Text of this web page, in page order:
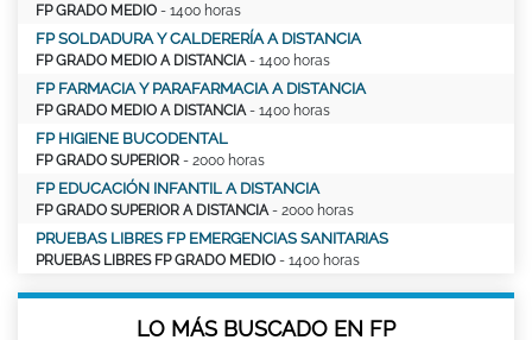
FP GRADO MEDIO - 1400 horas
FP SOLDADURA Y CALDERERÍA A DISTANCIA
FP GRADO MEDIO A DISTANCIA - 1400 horas
FP FARMACIA Y PARAFARMACIA A DISTANCIA
FP GRADO MEDIO A DISTANCIA - 1400 horas
FP HIGIENE BUCODENTAL
FP GRADO SUPERIOR - 2000 horas
FP EDUCACIÓN INFANTIL A DISTANCIA
FP GRADO SUPERIOR A DISTANCIA - 2000 horas
PRUEBAS LIBRES FP EMERGENCIAS SANITARIAS
PRUEBAS LIBRES FP GRADO MEDIO - 1400 horas
LO MÁS BUSCADO EN FP